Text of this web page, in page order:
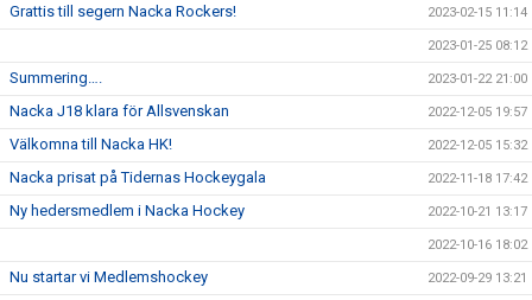
Grattis till segern Nacka Rockers! 2023-02-15 11:14
2023-01-25 08:12
Summering…. 2023-01-22 21:00
Nacka J18 klara för Allsvenskan 2022-12-05 19:57
Välkomna till Nacka HK! 2022-12-05 15:32
Nacka prisat på Tidernas Hockeygala 2022-11-18 17:42
Ny hedersmedlem i Nacka Hockey 2022-10-21 13:17
2022-10-16 18:02
Nu startar vi Medlemshockey 2022-09-29 13:21